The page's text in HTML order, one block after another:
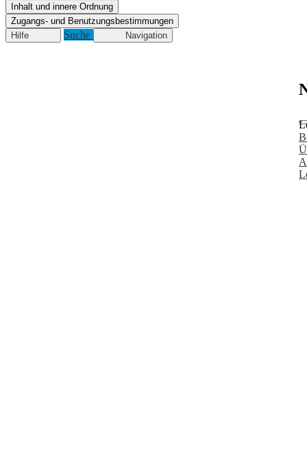
Inhalt und innere Ordnung
Zugangs- und Benutzungsbestimmungen
Hilfe
Suche Navigation